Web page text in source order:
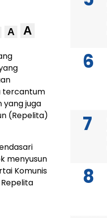
A A
tercantum
yang juga
(Repelita)
menyusun
Komunis